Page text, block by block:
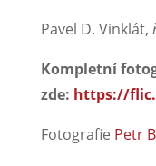
Pavel D. Vinklát,
Kompletní
zde: https://
Fotografie Petr